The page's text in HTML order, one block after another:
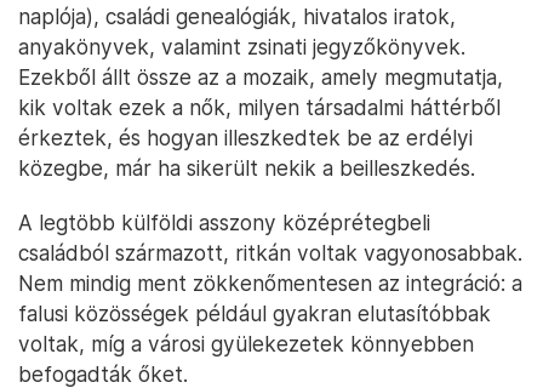
naplója), családi genealógiák, hivatalos iratok,
anyakönyvek, valamint zsinati jegyzőkönyvek.
Ezekből állt össze az a mozaik, amely megmutatja,
kik voltak ezek a nők, milyen társadalmi háttérből
érkeztek, és hogyan illeszkedtek be az erdélyi
közegbe, már ha sikerült nekik a beilleszkedés.
A legtöbb külföldi asszony középrétegbeli
családból származott, ritkán voltak vagyonosabbak.
Nem mindig ment zökkenőmentesen az integráció: a
falusi közösségek például gyakran elutasítóbbak
voltak, míg a városi gyülekezetek könnyebben
befogadták őket.